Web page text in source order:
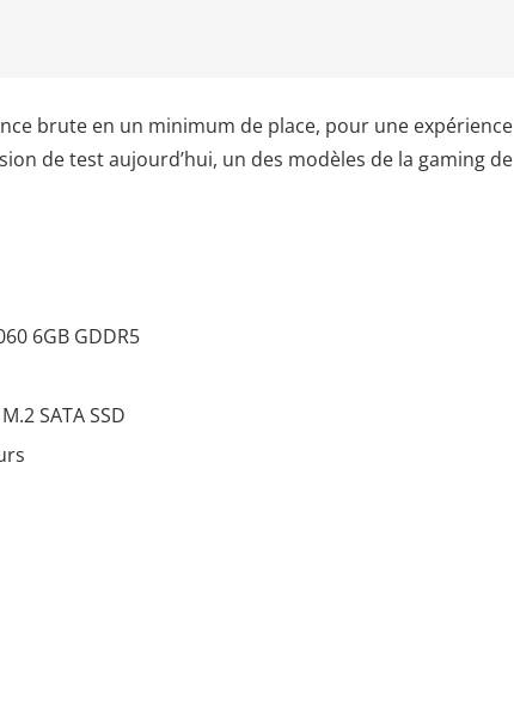
brute en un minimum de place, pour une expérience
de test aujourd’hui, un des modèles de la gaming de
6GB GDDR5
SATA SSD